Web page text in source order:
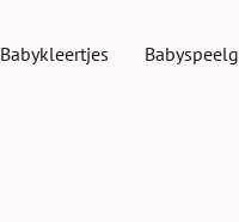
Babykleertjes